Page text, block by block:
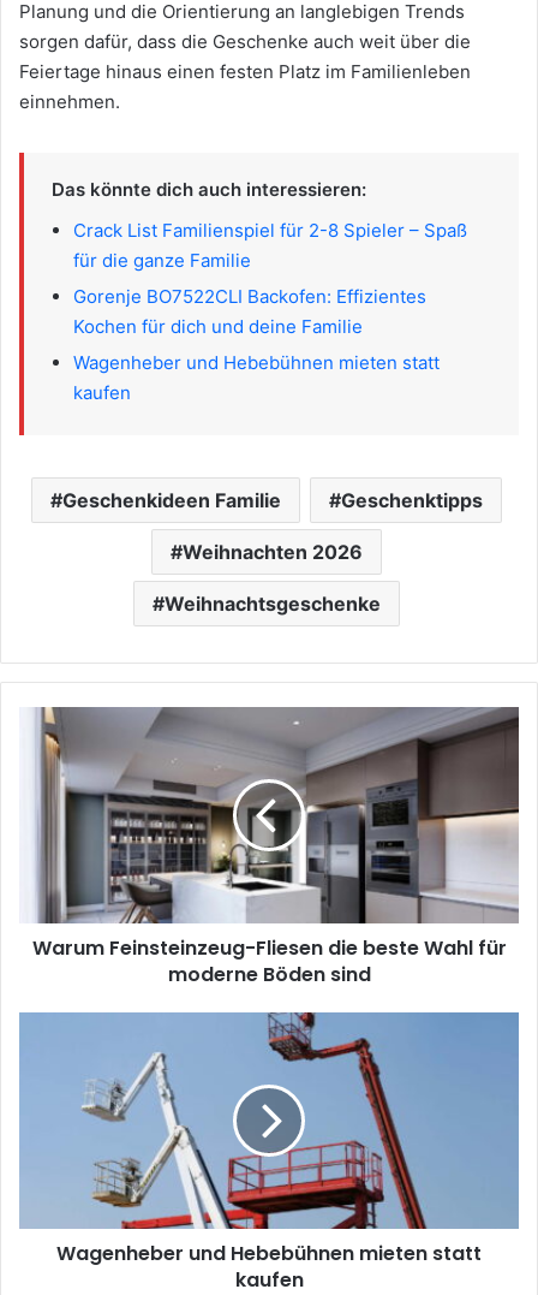
Planung und die Orientierung an langlebigen Trends
sorgen dafür, dass die Geschenke auch weit über die
Feiertage hinaus einen festen Platz im Familienleben
einnehmen.
Das könnte dich auch interessieren:
Crack List Familienspiel für 2-8 Spieler – Spaß
für die ganze Familie
Gorenje BO7522CLI Backofen: Effizientes
Kochen für dich und deine Familie
Wagenheber und Hebebühnen mieten statt
kaufen
Geschenkideen Familie Geschenktipps
Weihnachten 2026
Weihnachtsgeschenke
Warum
Feinsteinzeug-
Fliesen
moderne
Böden
sind
Warum Feinsteinzeug-Fliesen die beste Wahl für
moderne Böden sind
Wagenheber und Hebebühnen mieten statt
kaufen